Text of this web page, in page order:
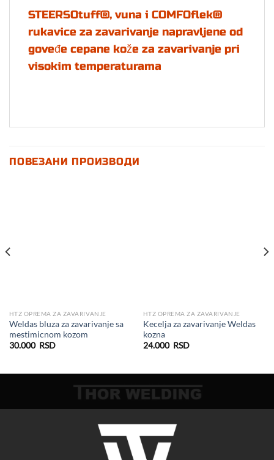
STEERSOtuff®, vuna i COMFOflek®
rukavice za zavarivanje napravljene od
goveđe cepane kože za zavarivanje pri
visokim temperaturama
ПОВЕЗАНИ ПРОИЗВОДИ
HTZ OPREMA ZA ZAVARIVANJE
Weldas bluza za zavarivanje sa
mestimicnom kozom
30.000 RSD
HTZ OPREMA ZA ZAVARIVANJE
Kecelja za zavarivanje Weldas
kozna
24.000 RSD